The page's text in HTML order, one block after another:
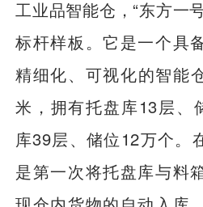
工业品智能仓，“东方一
标杆样板。它是一个具
精细化、可视化的智能
米，拥有托盘库13层、
库39层、储位12万个。
是第一次将托盘库与料